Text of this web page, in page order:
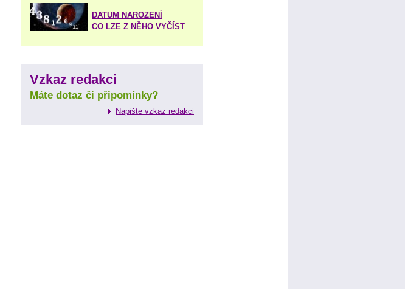
DATUM NAROZENÍ
CO LZE Z NĚHO VYČÍST
Vzkaz redakci
Máte dotaz či připomínky?
Napište vzkaz redakci